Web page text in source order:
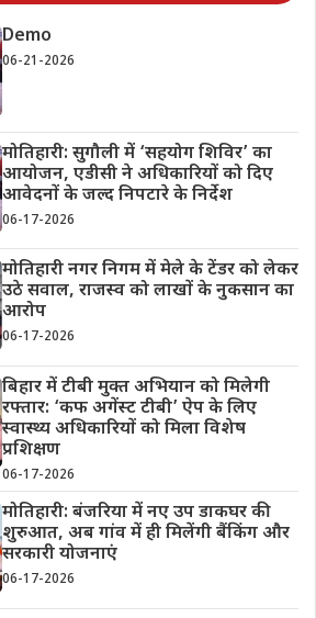
Demo
06-21-2026
मोतिहारी: सुगौली में ‘सहयोग शिविर’ का
आयोजन, एडीसी ने अधिकारियों को दिए
आवेदनों के जल्द निपटारे के निर्देश
06-17-2026
मोतिहारी नगर निगम में मेले के टेंडर को लेकर
उठे सवाल, राजस्व को लाखों के नुकसान का
आरोप
06-17-2026
बिहार में टीबी मुक्त अभियान को मिलेगी
रफ्तार: ‘कफ अगेंस्ट टीबी’ ऐप के लिए
स्वास्थ्य अधिकारियों को मिला विशेष
प्रशिक्षण
06-17-2026
मोतिहारी: बंजरिया में नए उप डाकघर की
शुरुआत, अब गांव में ही मिलेंगी बैंकिंग और
सरकारी योजनाएं
06-17-2026